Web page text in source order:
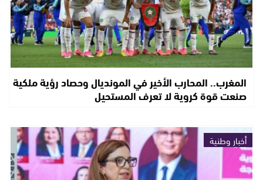
المغرب.. المحارب الأخير في المونديال وحصاد رؤية ملكية
صنعت قوة كروية لا تعرف المستحيل
أخبار وطنية